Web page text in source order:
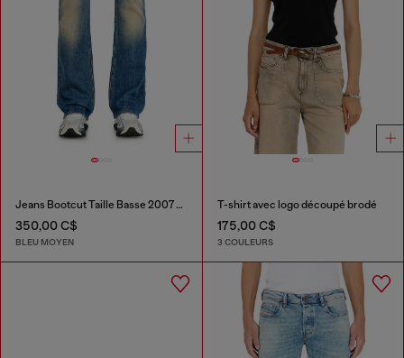
Jeans Bootcut Taille Basse 2007 Zatiny
350,00 C$
BLEU MOYEN
T-shirt avec logo découpé brodé
175,00 C$
3 COULEURS